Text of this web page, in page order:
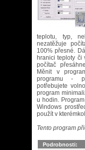
teplotu, typ,
nezatěžuje
100% přesné.
hranici teploty či
počítač
Měnit v
programu -
potřebujete
program
u hodin.
Windows
použít v
Tento program
Podrobnosti: